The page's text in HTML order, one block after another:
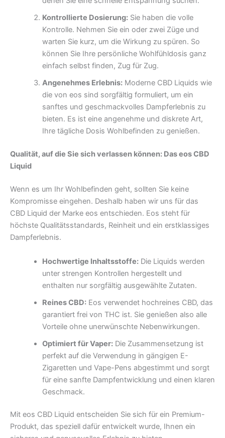
Kontrollierte Dosierung:Sie haben die volle
Kontrolle. Nehmen Sie ein oder zwei Züge und
warten Sie kurz, um die Wirkung zu spüren. So
können Sie Ihre persönliche Wohlfühldosis ganz
einfach selbst finden, Zug für Zug.
Angenehmes Erlebnis:Moderne CBD Liquids wie
die von eos sind sorgfältig formuliert, um ein
sanftes und geschmackvolles Dampferlebnis zu
bieten. Es ist eine angenehme und diskrete Art,
Ihre tägliche Dosis Wohlbefinden zu genießen.
Qualität, auf die Sie sich verlassen können: Das eos CBD
Liquid
Wenn es um Ihr Wohlbefinden geht, sollten Sie keine
Kompromisse eingehen. Deshalb haben wir uns für das
CBD Liquid der Marke eos entschieden. Eos steht für
höchste Qualitätsstandards, Reinheit und ein erstklassiges
Dampferlebnis.
Hochwertige Inhaltsstoffe:Die Liquids werden
unter strengen Kontrollen hergestellt und
enthalten nur sorgfältig ausgewählte Zutaten.
Reines CBD:Eos verwendet hochreines CBD, das
garantiert frei von THC ist. Sie genießen also alle
Vorteile ohne unerwünschte Nebenwirkungen.
Optimiert für Vaper:Die Zusammensetzung ist
perfekt auf die Verwendung in gängigen E-
Zigaretten und Vape-Pens abgestimmt und sorgt
für eine sanfte Dampfentwicklung und einen klaren
Geschmack.
Mit eos CBD Liquid entscheiden Sie sich für ein Premium-
Produkt, das speziell dafür entwickelt wurde, Ihnen ein